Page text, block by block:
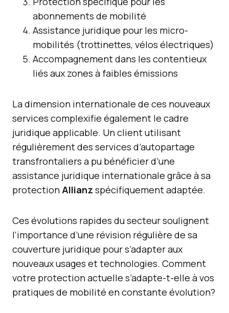
abonnements de mobilité
Assistance juridique pour les micro-
mobilités (trottinettes, vélos électriques)
Accompagnement dans les contentieux
liés aux zones à faibles émissions
La dimension internationale de ces nouveaux
services complexifie également le cadre
juridique applicable. Un client utilisant
régulièrement des services d’autopartage
transfrontaliers a pu bénéficier d’une
assistance juridique internationale grâce à sa
protectionAllianz spécifiquement adaptée.
Ces évolutions rapides du secteur soulignent
l’importance d’une révision régulière de sa
couverture juridique pour s’adapter aux
nouveaux usages et technologies. Comment
votre protection actuelle s’adapte-t-elle à vos
pratiques de mobilité en constante évolution?